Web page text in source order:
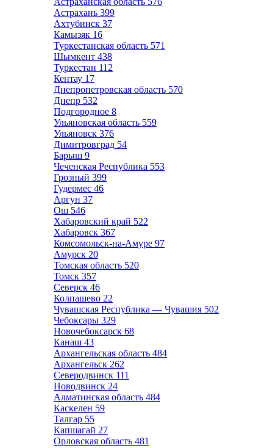
Астрахань 399
Ахтубинск 37
Камызяк 16
Туркестанская область 571
Шымкент 438
Туркестан 112
Кентау 17
Днепропетровская область 570
Днепр 532
Подгородное 8
Ульяновская область 559
Ульяновск 376
Димитровград 54
Барыш 9
Чеченская Республика 553
Грозный 399
Гудермес 46
Аргун 37
Ош 546
Хабаровский край 522
Хабаровск 367
Комсомольск-на-Амуре 97
Амурск 20
Томская область 520
Томск 357
Северск 46
Колпашево 22
Чувашская Республика — Чувашия 502
Чебоксары 329
Новочебоксарск 68
Канаш 43
Архангельская область 484
Архангельск 262
Северодвинск 111
Новодвинск 24
Алматинская область 484
Каскелен 59
Талгар 55
Капшагай 27
Орловская область 481